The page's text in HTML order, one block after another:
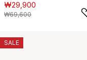
₩29,900
₩69,600
SALE